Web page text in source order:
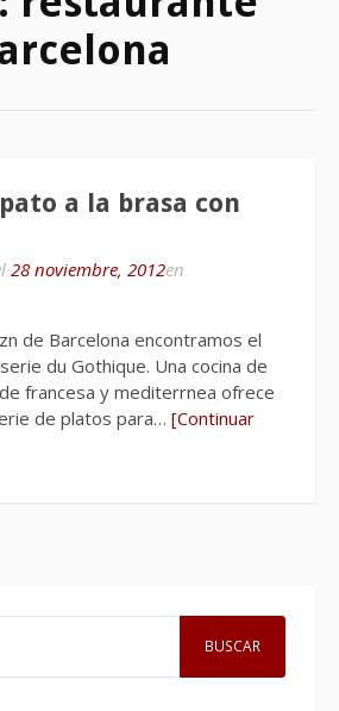
a la brasa con
28 noviembre, 2012en
de Barcelona encontramos el
du Gothique. Una cocina de
francesa y mediterrnea ofrece
de platos para… [Continuar